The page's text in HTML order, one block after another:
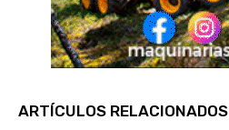
ARTÍCULOS RELACIONADOS